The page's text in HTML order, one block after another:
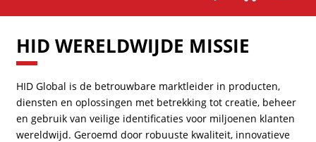
HID WERELDWIJDE MISSIE
HID Global is de betrouwbare marktleider in producten,
diensten en oplossingen met betrekking tot creatie, beheer
en gebruik van veilige identificaties voor miljoenen klanten
wereldwijd. Geroemd door robuuste kwaliteit, innovatieve